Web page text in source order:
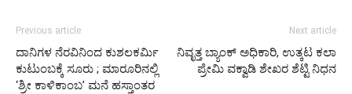
Previous article
ದಾನಿಗಳ ನೆರವಿನಿಂದ ಕುಶಲಕರ್ಮಿ
ಕುಟುಂಬಕ್ಕೆ ಸೂರು ; ಮಾರೂರಿನಲ್ಲಿ
‘ಶ್ರೀ ಕಾಳಿಕಾಂಬ’ ಮನೆ ಹಸ್ತಾಂತರ
Next article
ನಿವೃತ್ತ ಬ್ಯಾಂಕ್ ಅಧಿಕಾರಿ, ಉತ್ಕಟ ಕಲಾ
ಪ್ರೇಮಿ ವಕ್ವಾಡಿ ಶೇಖರ ಶೆಟ್ಟಿ ನಿಧನ